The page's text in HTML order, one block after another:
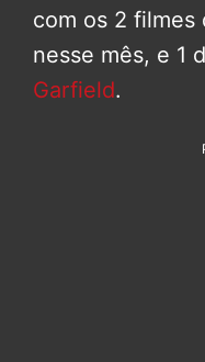
com os 2 filmes
nesse mês, e 1
Garfield.